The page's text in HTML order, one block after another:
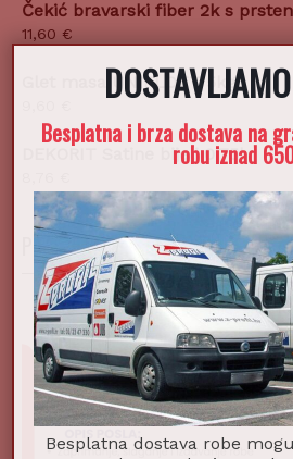
Čekić bravarski fiber 2k s
11,60 €
Glet masa UNIFLOTT 5kg
DEKORIT Satine bijeli 0,75l
POSTANI DIO NAŠEG TIMA!
Besplatna i brza dostava na
robu iznad
Besplatna dostava robe